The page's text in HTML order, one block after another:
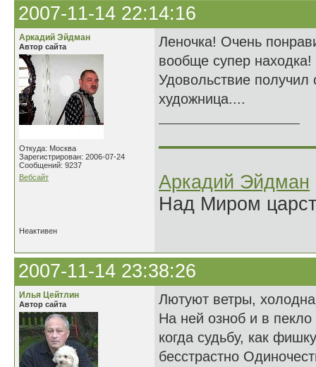
2007-11-14 22:14:16
Аркадий Эйдман
Автор сайта
Откуда: Москва
Зарегистрирован: 2006-07-24
Сообщений: 9237
Вебсайт
Леночка! Очень
вообще супер находка!
Удовольствие получил
художница....
Аркадий Эйдман
Над Миром
Неактивен
2007-11-14 23:38:26
Илья Цейтлин
Автор сайта
Лютуют ветры,
На ней озноб и в пекло
когда судьбу, как
бесстрастно